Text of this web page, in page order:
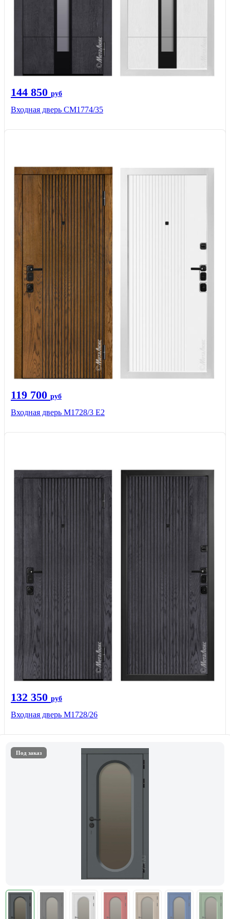
144 850 руб
Входная дверь СМ1774/35
119 700 руб
Входная дверь М1728/3 Е2
132 350 руб
Входная дверь М1728/26
Под заказ